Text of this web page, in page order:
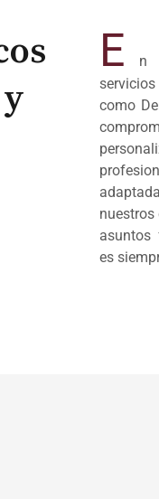
E
n
como
asuntos
es